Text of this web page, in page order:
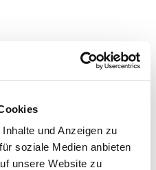
und Anzeigen zu
soziale Medien anbieten
unsere Website zu